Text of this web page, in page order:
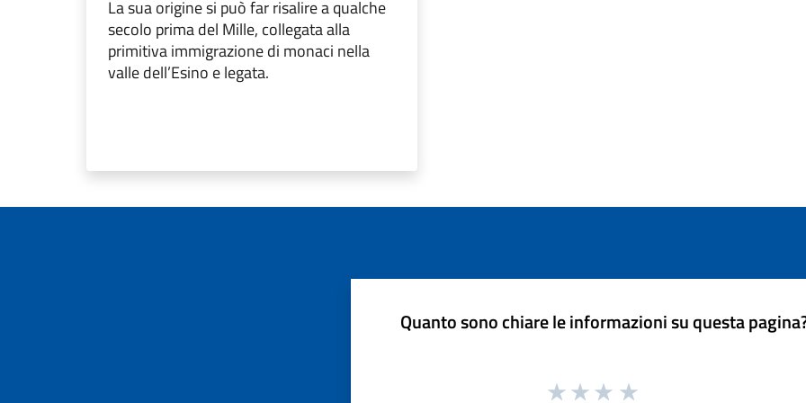
La sua origine si può far risalire a qualche
secolo prima del Mille, collegata alla
primitiva immigrazione di monaci nella
valle dell’Esino e legata.
Quanto sono chiare le informazioni su questa